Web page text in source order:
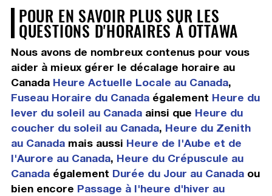
POUR EN SAVOIR PLUS SUR LES
QUESTIONS D'HORAIRES À OTTAWA
Nous avons de nombreux contenus pour vous
aider à mieux gérer le décalage horaire au
Canada Heure Actuelle Locale au Canada,
Fuseau Horaire du Canadaégalement Heure du
lever du soleil au Canadaainsi que Heure du
coucher du soleil au Canada, Heure du Zenith
au Canadamais aussi Heure de l'Aube et de
l'Aurore au Canada, Heure du Crépuscule au
Canadaégalement Durée du Jour au Canadaou
bien encore Passage à l'heure d'hiver au